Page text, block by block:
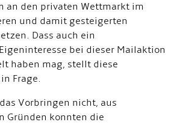
an den privaten Wettmarkt im
und damit gesteigerten
Dass auch ein
bei dieser Mailaktion
haben mag, stellt diese
Frage.
Vorbringen nicht, aus
Gründen konnten die